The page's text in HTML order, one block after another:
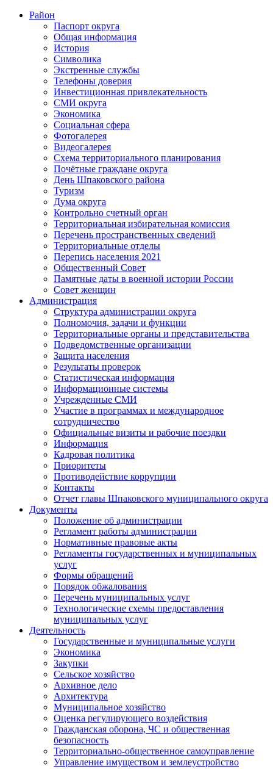
Район
Паспорт округа
Общая информация
История
Символика
Экстренные службы
Телефоны доверия
Инвестиционная привлекательность
СМИ округа
Экономика
Социальная сфера
Фотогалерея
Видеогалерея
Схема территориального планирования
Почётные граждане округа
День Шпаковского района
Туризм
Дума округа
Контрольно счетный орган
Территориальная избирательная комиссия
Перечень пространственных сведений
Территориальные отделы
Перепись населения 2021
Общественный Совет
Памятные даты в военной истории России
Совет женщин
Администрация
Структура администрации округа
Полномочия, задачи и функции
Территориальные органы и представительства
Подведомственные организации
Защита населения
Результаты проверок
Статистическая информация
Информационные системы
Учрежденные СМИ
Участие в программах и международное
сотрудничество
Официальные визиты и рабочие поездки
Информация
Кадровая политика
Приоритеты
Противодействие коррупции
Контакты
Отчет главы Шпаковского муниципального округа
Документы
Положение об администрации
Регламент работы администрации
Нормативные правовые акты
Регламенты государственных и муниципальных
услуг
Формы обращений
Порядок обжалования
Перечень муниципальных услуг
Технологические схемы предоставления
муниципальных услуг
Деятельность
Государственные и муниципальные услуги
Экономика
Закупки
Сельское хозяйство
Архивное дело
Архитектура
Муниципальное хозяйство
Оценка регулирующего воздействия
Гражданская оборона, ЧС и общественная
безопасность
Территориально-общественное самоуправление
Управление имуществом и землеустройство